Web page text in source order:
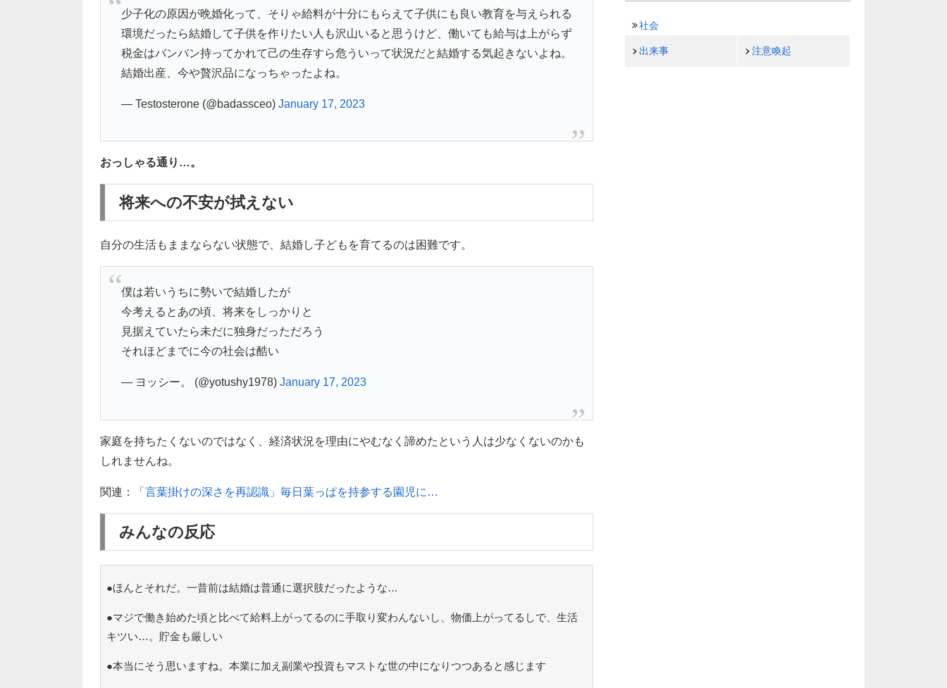
少子化の原因が晩婚化って、そりゃ給料が十分にもらえて子供にも良い教育を与えられる
環境だったら結婚して子供を作りたい人も沢山いると思うけど、働いても給与は上がらず
税金はバンバン持ってかれて己の生存すら危ういって状況だと結婚する気起きないよね。
結婚出産、今や贅沢品になっちゃったよね。
— Testosterone (@badassceo) January 17, 2023
おっしゃる通り…。
将来への不安が拭えない
自分の生活もままならない状態で、結婚し子どもを育てるのは困難です。
僕は若いうちに勢いで結婚したが
今考えるとあの頃、将来をしっかりと
見据えていたら未だに独身だっただろう
それほどまでに今の社会は酷い
— ヨッシー。 (@yotushy1978) January 17, 2023
家庭を持ちたくないのではなく、経済状況を理由にやむなく諦めたという人は少なくないのかも
しれませんね。
関連： 「言葉掛けの深さを再認識」毎日葉っぱを持参する園児に…
みんなの反応
●ほんとそれだ。一昔前は結婚は普通に選択肢だったような…
●マジで働き始めた頃と比べて給料上がってるのに手取り変わんないし、物価上がってるしで、生活
キツい…。貯金も厳しい
●本当にそう思いますね。本業に加え副業や投資もマストな世の中になりつつあると感じます
社会
出来事 注意喚起